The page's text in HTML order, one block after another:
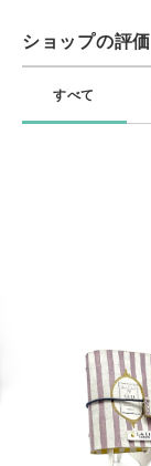
ショップの評価
すべて